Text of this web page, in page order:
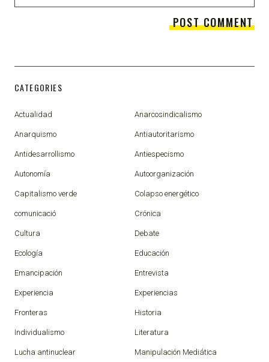
CATEGORIES
Actualidad Anarcosindicalismo
Anarquismo Antiautoritarismo
Antidesarrollismo Antiespecismo
Autonomía Autoorganización
Capitalismo verde Colapso energético
comunicació Crónica
Cultura Debate
Ecología Educación
Emancipación Entrevista
Experiencia Experiencias
Fronteras Historia
Individualismo Literatura
Lucha antinuclear Manipulación Mediática